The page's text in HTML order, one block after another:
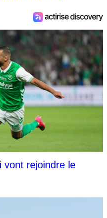
vont rejoindre le